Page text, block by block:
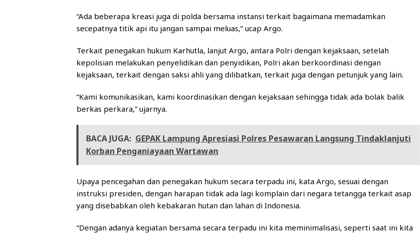
“Ada beberapa kreasi juga di polda bersama instansi terkait bagaimana memadamkan
secepatnya titik api itu jangan sampai meluas,” ucap Argo.
Terkait penegakan hukum Karhutla, lanjut Argo, antara Polri dengan kejaksaan, setelah
kepolisian melakukan penyelidikan dan penyidikan, Polri akan berkoordinasi dengan
kejaksaan, terkait dengan saksi ahli yang dilibatkan, terkait juga dengan petunjuk yang lain.
“Kami komunikasikan, kami koordinasikan dengan kejaksaan sehingga tidak ada bolak balik
berkas perkara,” ujarnya.
BACA JUGA: GEPAK Lampung Apresiasi Polres Pesawaran Langsung Tindaklanjuti
Korban Penganiayaan Wartawan
Upaya pencegahan dan penegakan hukum secara terpadu ini, kata Argo, sesuai dengan
instruksi presiden, dengan harapan tidak ada lagi komplain dari negara tetangga terkait asap
yang disebabkan oleh kebakaran hutan dan lahan di Indonesia.
“Dengan adanya kegiatan bersama secara terpadu ini kita meminimalisasi, seperti saat ini kita